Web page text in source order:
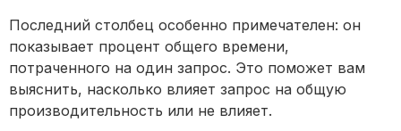
Последний столбец особенно примечателен: он
показывает процент общего времени,
потраченного на один запрос. Это поможет вам
выяснить, насколько влияет запрос на общую
производительность или не влияет.